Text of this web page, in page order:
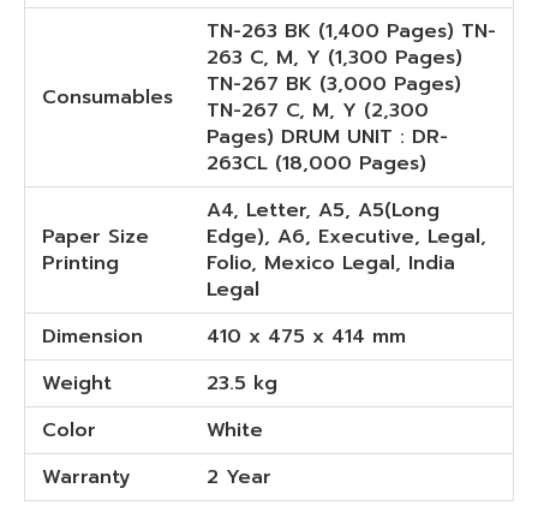
Consumables
TN-263 BK (1,400 Pages) TN-
263 C, M, Y (1,300 Pages)
TN-267 BK (3,000 Pages)
TN-267 C, M, Y (2,300
Pages) DRUM UNIT : DR-
263CL (18,000 Pages)
Paper Size
Printing
A4, Letter, A5, A5(Long
Edge), A6, Executive, Legal,
Folio, Mexico Legal, India
Legal
Dimension
410 x 475 x 414 mm
Weight
23.5 kg
Color
White
Warranty
2 Year